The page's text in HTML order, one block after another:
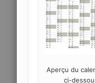
Aperçu du
ci-